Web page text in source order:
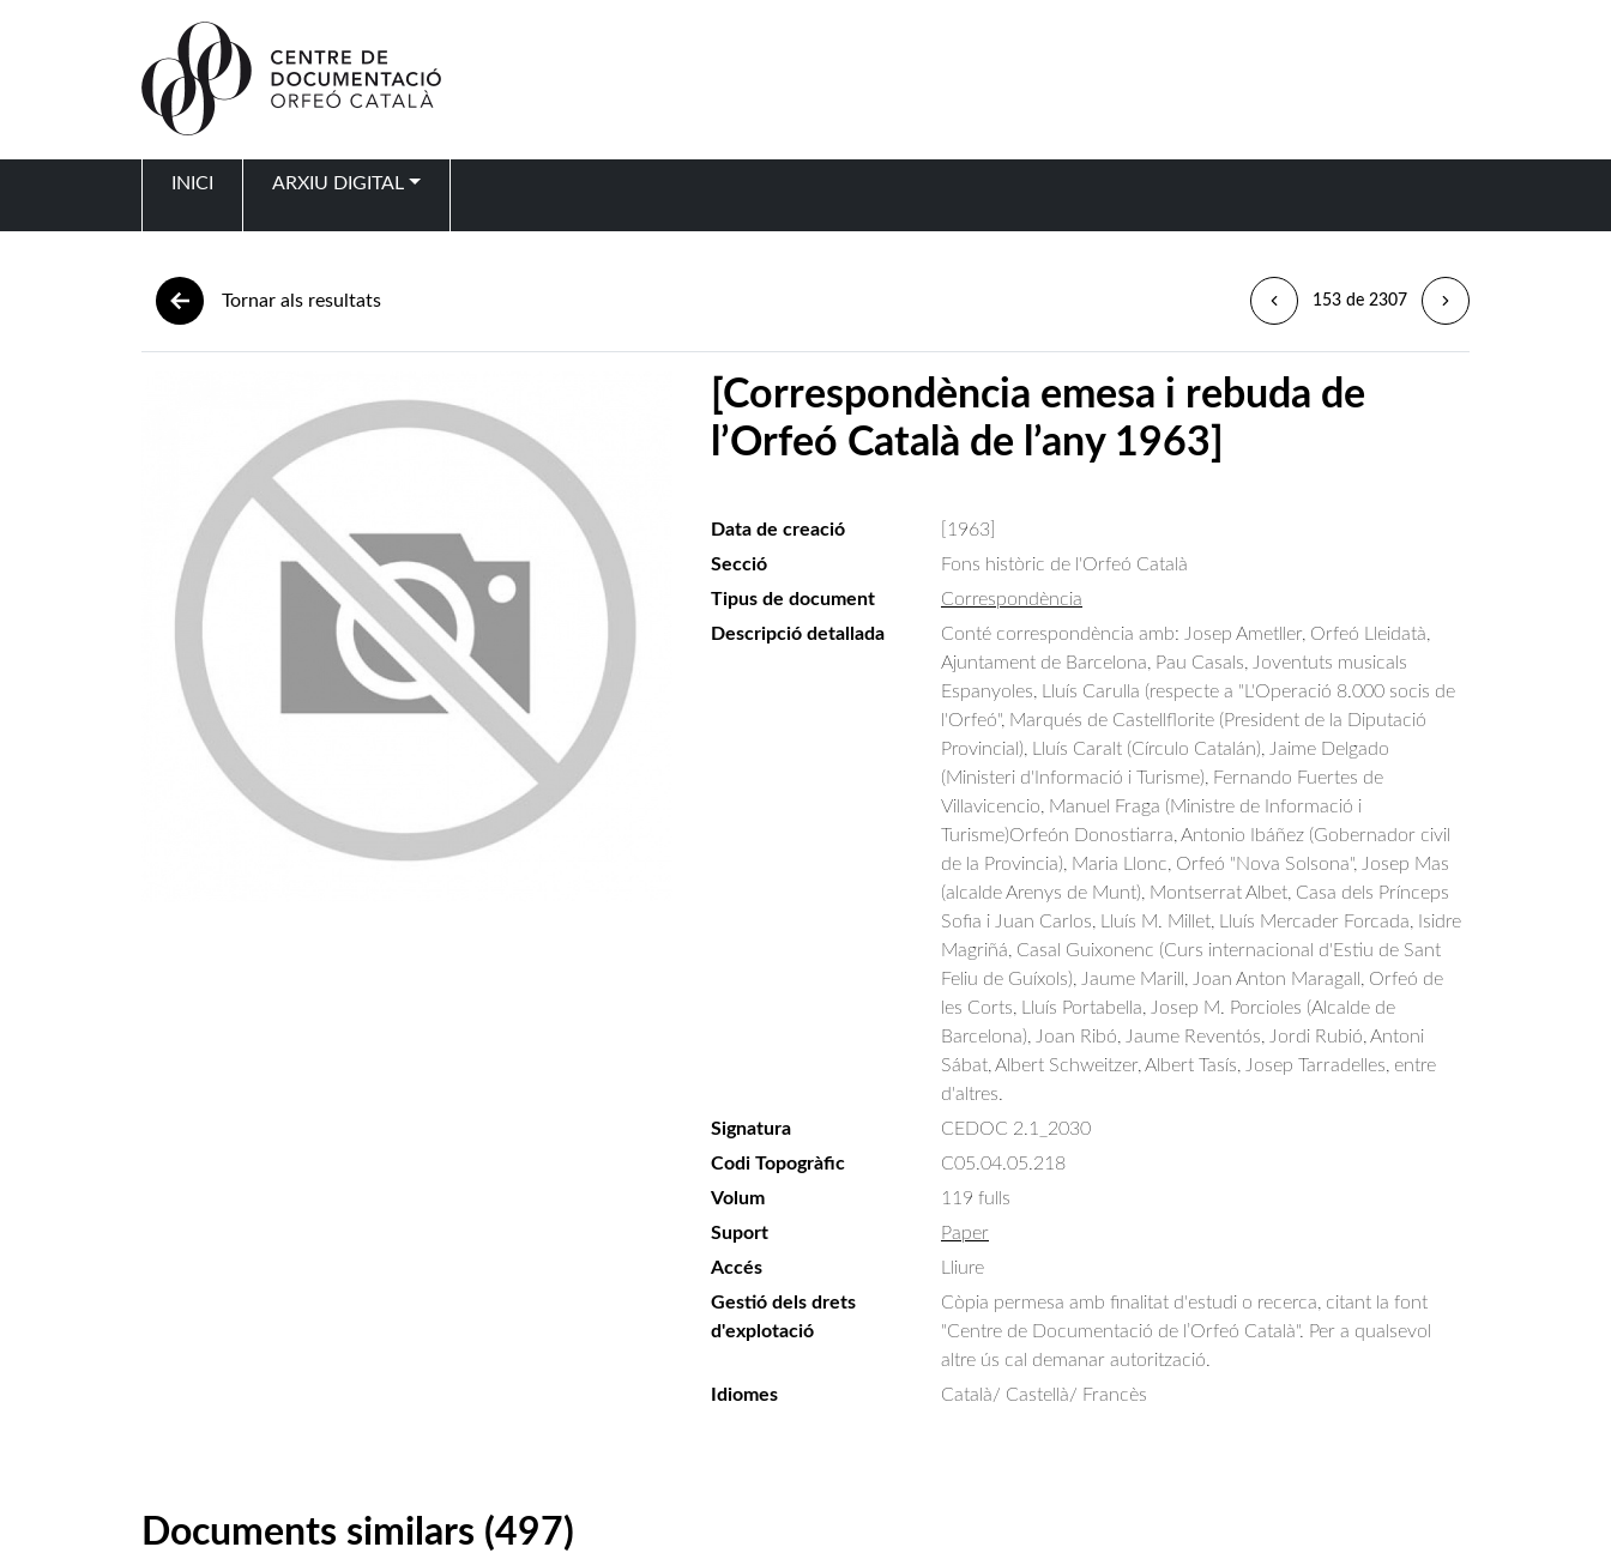
INICI ARXIU DIGITAL
Tornar als resultats 153 de 2307
[Correspondència emesa i rebuda de
l’Orfeó Català de l’any 1963]
Data de creació
[1963]
Secció
Fons històric de l'Orfeó Català
Tipus de document
Correspondència
Descripció detallada
Conté correspondència amb: Josep Ametller, Orfeó Lleidatà,
Ajuntament de Barcelona, Pau Casals, Joventuts musicals
Espanyoles, Lluís Carulla (respecte a "L'Operació 8.000 socis de
l'Orfeó", Marqués de Castellflorite (President de la Diputació
Provincial), Lluís Caralt (Círculo Catalán), Jaime Delgado
(Ministeri d'Informació i Turisme), Fernando Fuertes de
Villavicencio, Manuel Fraga (Ministre de Informació i
Turisme)Orfeón Donostiarra, Antonio Ibáñez (Gobernador civil
de la Provincia), Maria Llonc, Orfeó "Nova Solsona", Josep Mas
(alcalde Arenys de Munt), Montserrat Albet, Casa dels Prínceps
Sofia i Juan Carlos, Lluís M. Millet, Lluís Mercader Forcada, Isidre
Magriñá, Casal Guixonenc (Curs internacional d'Estiu de Sant
Feliu de Guíxols), Jaume Marill, Joan Anton Maragall, Orfeó de
les Corts, Lluís Portabella, Josep M. Porcioles (Alcalde de
Barcelona), Joan Ribó, Jaume Reventós, Jordi Rubió, Antoni
Sábat, Albert Schweitzer, Albert Tasís, Josep Tarradelles, entre
d'altres.
Signatura
CEDOC 2.1_2030
Codi Topogràfic
C05.04.05.218
Volum
119 fulls
Suport
Paper
Accés
Lliure
Gestió dels drets
d'explotació
Còpia permesa amb finalitat d'estudi o recerca, citant la font
"Centre de Documentació de l’Orfeó Català". Per a qualsevol
altre ús cal demanar autorització.
Idiomes
Català/ Castellà/ Francès
Documents similars (497)